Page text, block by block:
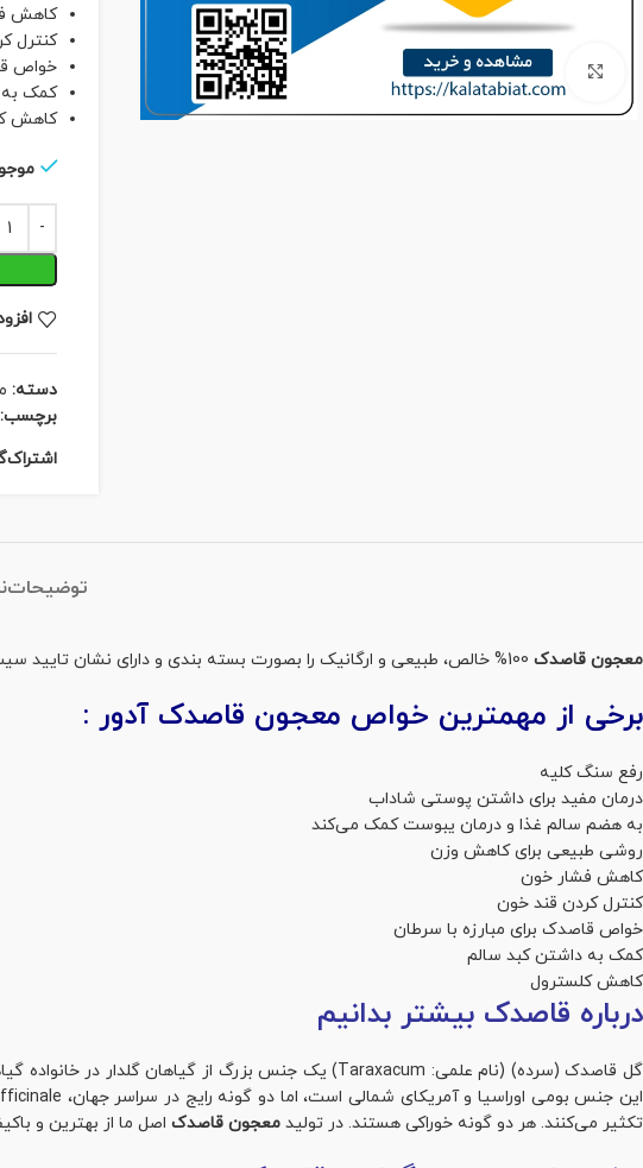
برای بزرگنمایی کلیک کنید
کاهش
کنترل
خواص
کمک به
کاهش
دسته:
برچسب:
توضیحات
معجون قاصدک
برخی از مهمترین خواص معجون قاصدک آدور :
رفع سنگ کلیه
درمان مفید برای داشتن پوستی شاداب
به هضم سالم غذا و درمان یبوست کمک می‌کند
روشی طبیعی برای کاهش وزن
کاهش فشار خون
کنترل کردن قند خون
خواص قاصدک برای مبارزه با سرطان
کمک به داشتن کبد سالم
کاهش کلسترول
درباره قاصدک بیشتر بدانیم
تکثیر می‌کنند. هر دو گونه خوراکی هستند. در تولید معجون قاصدک اصل ما از بهترین و